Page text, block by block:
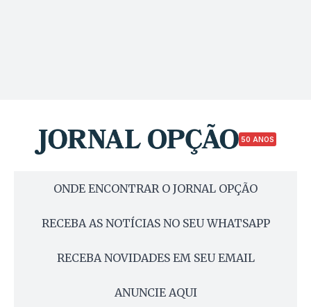
50 ANOS
ONDE ENCONTRAR O JORNAL OPÇÃO
RECEBA AS NOTÍCIAS NO SEU WHATSAPP
RECEBA NOVIDADES EM SEU EMAIL
ANUNCIE AQUI